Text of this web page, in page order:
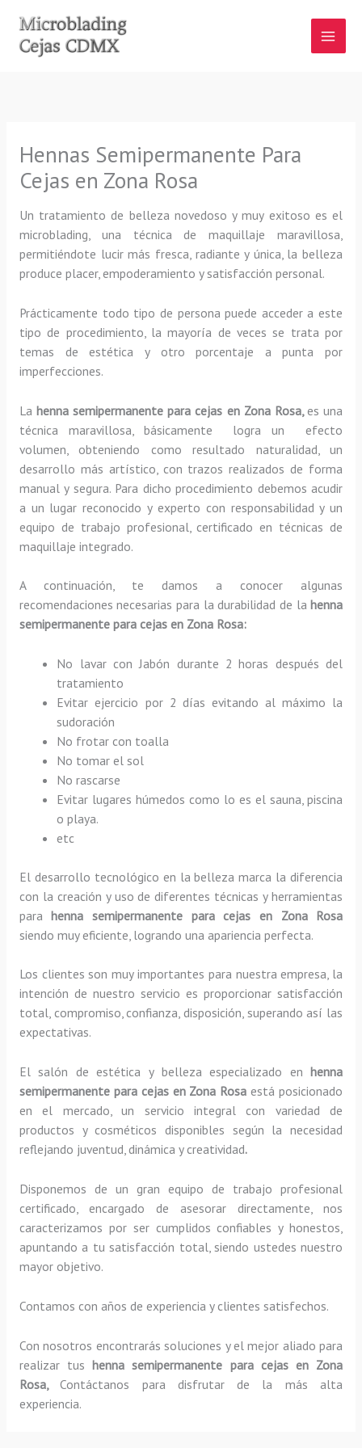
contenido
Hennas Semipermanente Para
Cejas en Zona Rosa
Un tratamiento de belleza novedoso y muy exitoso es el
microblading, una técnica de maquillaje maravillosa,
permitiéndote lucir más fresca, radiante y única, la belleza
produce placer, empoderamiento y satisfacción personal.
Prácticamente todo tipo de persona puede acceder a este
tipo de procedimiento, la mayoría de veces se trata por
temas de estética y otro porcentaje a punta por
imperfecciones.
Lahenna semipermanente para cejas en Zona Rosa, es una
técnica maravillosa, básicamente
logra un efecto
volumen, obteniendo como resultado naturalidad, un
desarrollo más artístico, con trazos realizados de forma
manual y segura. Para dicho procedimiento debemos acudir
a un lugar reconocido y experto con responsabilidad y un
equipo de trabajo profesional, certificado en técnicas de
maquillaje integrado.
A continuación, te damos a conocer algunas
recomendaciones necesarias para la durabilidad de lahenna
semipermanente para cejasen Zona Rosa:
No lavar con Jabón durante 2 horas después del
tratamiento
Evitar ejercicio por 2 días evitando al máximo la
sudoración
No frotar con toalla
No tomar el sol
No rascarse
Evitar lugares húmedos como lo es el sauna, piscina
o playa.
etc
El desarrollo tecnológico en la belleza marca la diferencia
con la creación y uso de diferentes técnicas y herramientas
parahenna semipermanente para cejas en Zona Rosa
siendo muy eficiente, logrando una apariencia perfecta.
Los clientes son muy importantes para nuestra empresa, la
intención de nuestro servicio es proporcionar satisfacción
total, compromiso, confianza, disposición, superando así las
expectativas.
El salón de estética y belleza especializado enhenna
semipermanente para cejasen Zona Rosa está posicionado
en el mercado, un servicio integral con variedad de
productos y cosméticos disponibles según la necesidad
reflejando juventud, dinámica y creatividad.
Disponemos de un gran equipo de trabajo profesional
certificado, encargado de asesorar directamente, nos
caracterizamos por ser cumplidos confiables y honestos,
apuntando a tu satisfacción total, siendo ustedes nuestro
mayor objetivo.
Contamos con años de experiencia y clientes satisfechos.
Con nosotros encontrarás soluciones y el mejor aliado para
realizar tushenna semipermanente para cejas en Zona
Rosa,Contáctanos para disfrutar de la más alta
experiencia.